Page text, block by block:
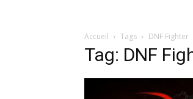
Accueil Tags DNF Fighter
Tag: DNF